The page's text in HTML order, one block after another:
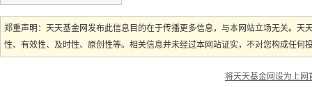
郑重声明：天天基金网发布此信息目的在于传播更多信息，与本网站立场无关。
性、有效性、及时性、原创性等。相关信息并未经过本网站证实，不对您构成任
将天天基金网设为上网